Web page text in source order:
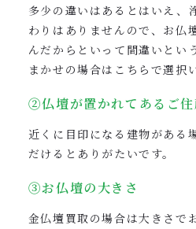
多少の違いはあるとはいえ、
わりはありませんので、お仏
んだからといって間違いとい
まかせの場合はこちらで選択
②仏壇が置かれてあるご
近くに目印になる建物がある
だけるとありがたいです。
③お仏壇の大きさ
金仏壇買取の場合は大きさで